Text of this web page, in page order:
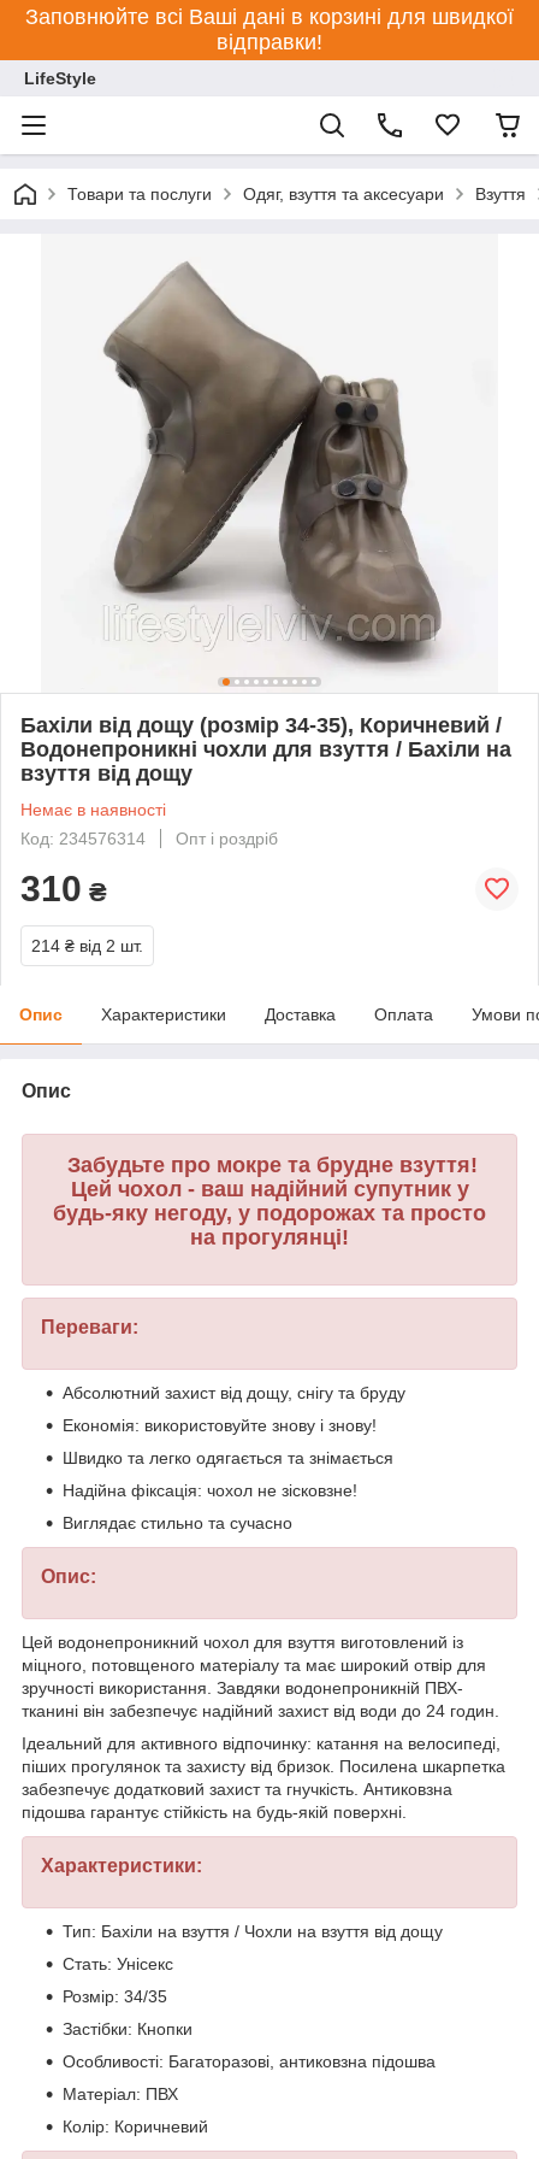
Заповнюйте всі Ваші дані в корзині для швидкої
відправки!
LifeStyle
Товари та послуги Одяг, взуття та аксесуари Взуття
Бахіли від дощу (розмір 34-35), Коричневий /
Водонепроникні чохли для взуття / Бахіли на
взуття від дощу
Немає в наявності
Код: 234576314
Опт і роздріб
310 ₴
214 ₴ від 2 шт.
Опис Характеристики Доставка Оплата Умови
Опис
Забудьте про мокре та брудне взуття!
Цей чохол - ваш надійний супутник у
будь-яку негоду, у подорожах та просто
на прогулянці!
Переваги:
Абсолютний захист від дощу, снігу та бруду
Економія: використовуйте знову і знову!
Швидко та легко одягається та знімається
Надійна фіксація: чохол не зісковзне!
Виглядає стильно та сучасно
Опис:
Цей водонепроникний чохол для взуття виготовлений із
міцного, потовщеного матеріалу та має широкий отвір для
зручності використання. Завдяки водонепроникній ПВХ-
тканині він забезпечує надійний захист від води до 24 годин.
Ідеальний для активного відпочинку: катання на велосипеді,
піших прогулянок та захисту від бризок. Посилена шкарпетка
забезпечує додатковий захист та гнучкість. Антиковзна
підошва гарантує стійкість на будь-якій поверхні.
Характеристики:
Тип: Бахіли на взуття / Чохли на взуття від дощу
Стать: Унісекс
Розмір: 34/35
Застібки: Кнопки
Особливості: Багаторазові, антиковзна підошва
Матеріал: ПВХ
Колір: Коричневий